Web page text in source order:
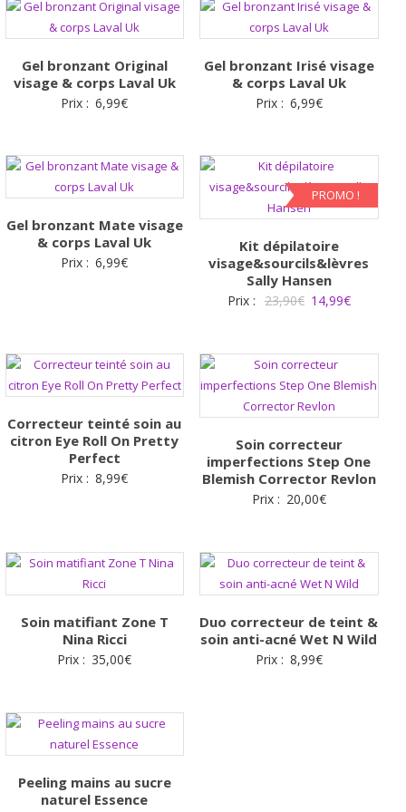
Gel bronzant Original
visage & corps Laval Uk
Prix : 6,99€
Gel bronzant Irisé visage
& corps Laval Uk
Prix : 6,99€
Gel bronzant Mate visage
& corps Laval Uk
Prix : 6,99€
PROMO !
Kit dépilatoire
visage&sourcils&lèvres
Sally Hansen
Prix : 23,90€ Le
était :
23,90€.
14,99€Le
14,99€.
Correcteur teinté soin au
citron Eye Roll On Pretty
Perfect
Prix : 8,99€
Soin correcteur
imperfections Step One
Blemish Corrector Revlon
Prix : 20,00€
Soin matifiant Zone T
Nina Ricci
Prix : 35,00€
Duo correcteur de teint &
soin anti-acné Wet N Wild
Prix : 8,99€
Peeling mains au sucre
naturel Essence